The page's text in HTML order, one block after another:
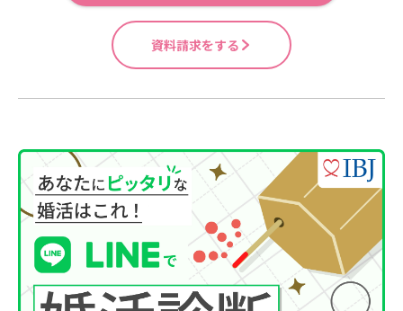
資料請求をする